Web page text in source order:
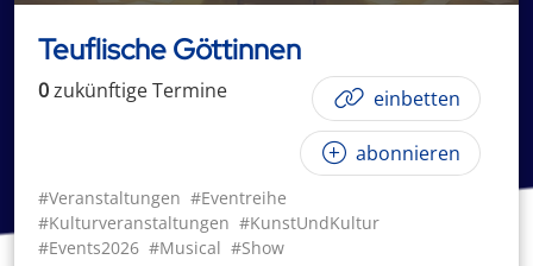
Teuflische Göttinnen
0zukünftigeTermine einbetten
abonnieren
#Veranstaltungen #Eventreihe
#Kulturveranstaltungen #KunstUndKultur
#Events2026 #Musical #Show